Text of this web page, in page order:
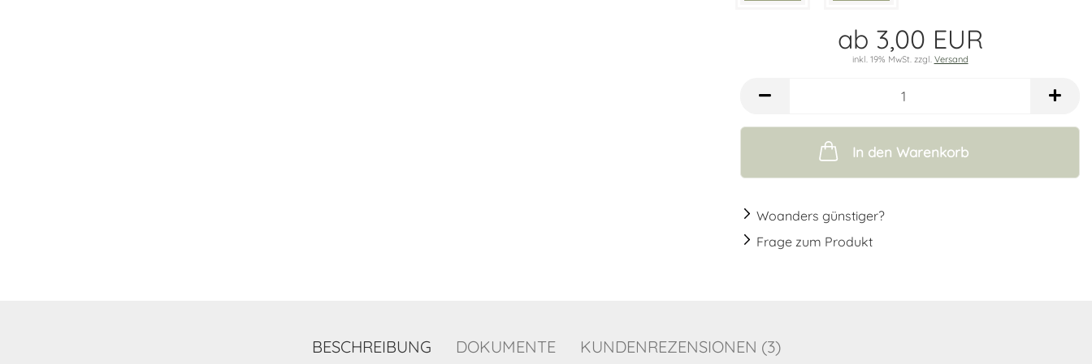
ab 3,00 EUR
inkl. 19% MwSt. zzgl. Versand
In den Warenkorb
Woanders günstiger?
Frage zum Produkt
BESCHREIBUNG DOKUMENTE KUNDENREZENSIONEN (3)